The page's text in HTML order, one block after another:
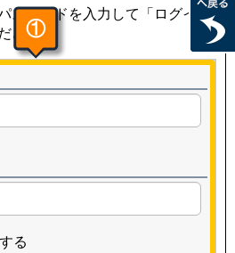
スワードを入力して「ログイ
さい。
①
る